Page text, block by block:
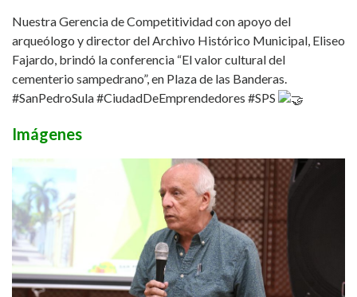
Nuestra Gerencia de Competitividad con apoyo del
arqueólogo y director del Archivo Histórico Municipal, Eliseo
Fajardo, brindó la conferencia “El valor cultural del
cementerio sampedrano”, en Plaza de las Banderas.
#SanPedroSula#CiudadDeEmprendedores #SPS
Imágenes